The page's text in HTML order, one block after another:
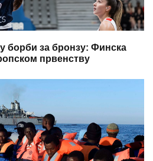
борби за бронзу: Финска
првенству